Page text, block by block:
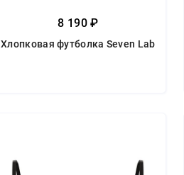
8 190 ₽
Хлопковая футболка Seven Lab